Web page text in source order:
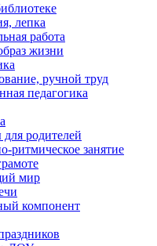
лепка
работа
жизни
ручной труд
педагогика
родителей
ритмическое занятие
мир
компонент